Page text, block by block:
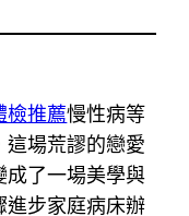
檢推薦慢性病等
這場荒謬的戀愛
成了一場美學與
進步家庭病床辦